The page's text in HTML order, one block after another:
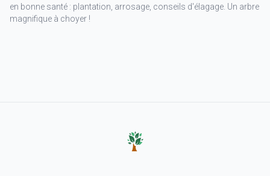
en bonne santé : plantation, arrosage, conseils d'élagage. Un arbre
magnifique à choyer !